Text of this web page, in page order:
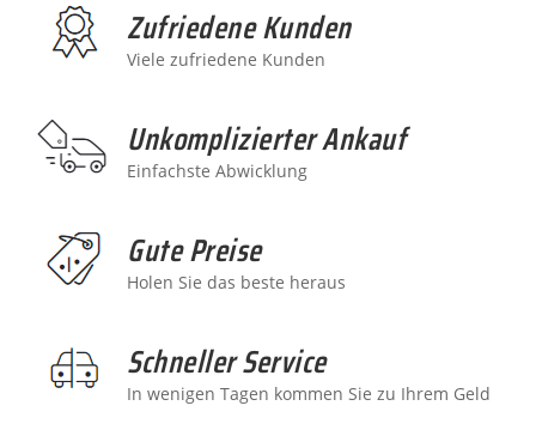
Zufriedene Kunden
Viele zufriedene Kunden
Unkomplizierter Ankauf
Einfachste Abwicklung
Gute Preise
Holen Sie das beste heraus
Schneller Service
In wenigen Tagen kommen Sie zu Ihrem Geld